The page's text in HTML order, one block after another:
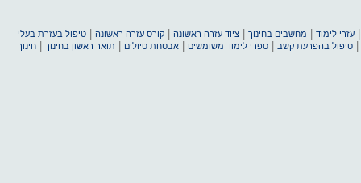
עזרי לימוד מחשבים בחינוך |ציוד עזרה ראשונה |קורס עזרה ראשונה |טיפול בעזרת בעלי
|טיפול בהפרעת קשב |ספרי לימוד משומשים |אבטחת טיולים תואר ראשון בחינוך |חינוך